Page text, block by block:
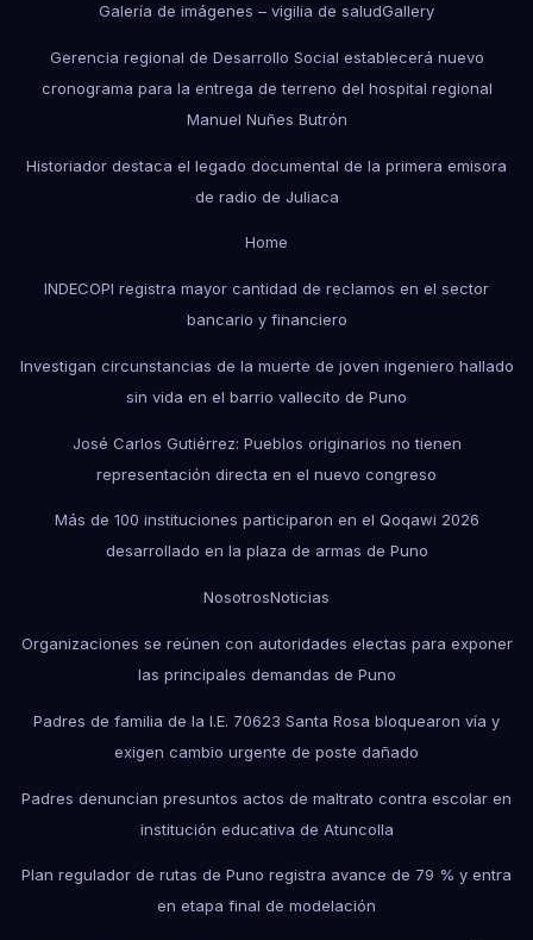
Galería de imágenes – vigilia de saludGallery
Gerencia regional de Desarrollo Social establecerá nuevo
cronograma para la entrega de terreno del hospital regional
Manuel Nuñes Butrón
Historiador destaca el legado documental de la primera emisora
de radio de Juliaca
Home
INDECOPI registra mayor cantidad de reclamos en el sector
bancario y financiero
Investigan circunstancias de la muerte de joven ingeniero hallado
sin vida en el barrio vallecito de Puno
José Carlos Gutiérrez: Pueblos originarios no tienen
representación directa en el nuevo congreso
Más de 100 instituciones participaron en el Qoqawi 2026
desarrollado en la plaza de armas de Puno
NosotrosNoticias
Organizaciones se reúnen con autoridades electas para exponer
las principales demandas de Puno
Padres de familia de la I.E. 70623 Santa Rosa bloquearon vía y
exigen cambio urgente de poste dañado
Padres denuncian presuntos actos de maltrato contra escolar en
institución educativa de Atuncolla
Plan regulador de rutas de Puno registra avance de 79 % y entra
en etapa final de modelación